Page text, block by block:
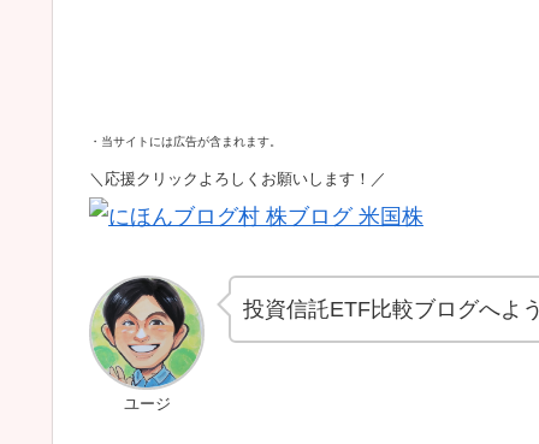
・当サイトには広告が含まれます。
＼応援クリックよろしくお願いします！／
ユージ
投資信託ETF比較ブログへよ